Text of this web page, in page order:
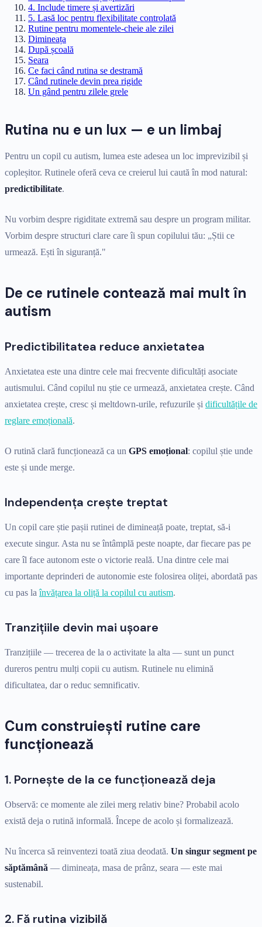
4. Include timere și avertizări
5. Lasă loc pentru flexibilitate controlată
Rutine pentru momentele-cheie ale zilei
Dimineața
După școală
Seara
Ce faci când rutina se destramă
Când rutinele devin prea rigide
Un gând pentru zilele grele
Rutina nu e un lux — e un limbaj
Pentru un copil cu autism, lumea este adesea un loc imprevizibil și
copleșitor. Rutinele oferă ceva ce creierul lui caută în mod natural:
predictibilitate.
Nu vorbim despre rigiditate extremă sau despre un program militar.
Vorbim despre structuri clare care îi spun copilului tău: „Știi ce
urmează. Ești în siguranță."
De ce rutinele contează mai mult în
autism
Predictibilitatea reduce anxietatea
Anxietatea este una dintre cele mai frecvente dificultăți asociate
autismului. Când copilul nu știe ce urmează, anxietatea crește. Când
anxietatea crește, cresc și meltdown-urile, refuzurile și dificultățile de
reglare emoțională.
O rutină clară funcționează ca un GPS emoțional: copilul știe unde
este și unde merge.
Independența crește treptat
Un copil care știe pașii rutinei de dimineață poate, treptat, să-i
execute singur. Asta nu se întâmplă peste noapte, dar fiecare pas pe
care îl face autonom este o victorie reală. Una dintre cele mai
importante deprinderi de autonomie este folosirea oliței, abordată pas
cu pas laînvățarea la oliță la copilul cu autism.
Tranzițiile devin mai ușoare
Tranzițiile — trecerea de la o activitate la alta — sunt un punct
dureros pentru mulți copii cu autism. Rutinele nu elimină
dificultatea, dar o reduc semnificativ.
Cum construiești rutine care
funcționează
1. Pornește de la ce funcționează deja
Observă: ce momente ale zilei merg relativ bine? Probabil acolo
există deja o rutină informală. Începe de acolo și formalizează.
Nu încerca să reinventezi toată ziua deodată. Un singur segment pe
săptămână — dimineața, masa de prânz, seara — este mai
sustenabil.
2. Fă rutina vizibilă